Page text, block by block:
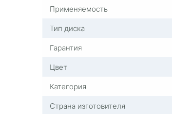
Применяемость
Тип диска
Гарантия
Цвет
Категория
Страна изготовителя